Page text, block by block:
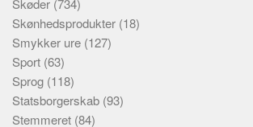
Skøder (734)
Skønhedsprodukter (18)
Smykker ure (127)
Sport (63)
Sprog (118)
Statsborgerskab (93)
Stemmeret (84)